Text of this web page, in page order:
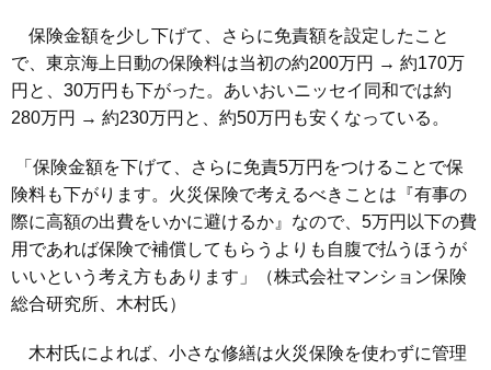
保険金額を少し下げて、さらに免責額を設定したこと
で、東京海上日動の保険料は当初の約200万円 → 約170万
円と、30万円も下がった。あいおいニッセイ同和では約
280万円 → 約230万円と、約50万円も安くなっている。
「保険金額を下げて、さらに免責5万円をつけることで保
険料も下がります。火災保険で考えるべきことは『有事の
際に高額の出費をいかに避けるか』なので、5万円以下の費
用であれば保険で補償してもらうよりも自腹で払うほうが
いいという考え方もあります」（株式会社マンション保険
総合研究所、木村氏）
木村氏によれば、小さな修繕は火災保険を使わずに管理